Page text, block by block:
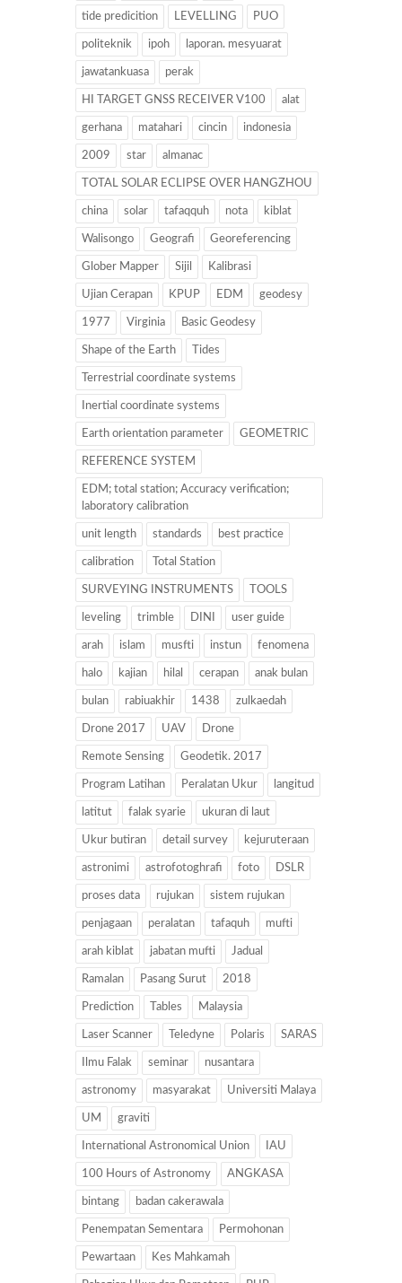
tide predicition LEVELLING PUO
politeknik ipoh laporan. mesyuarat
jawatankuasa perak
HI TARGET GNSS RECEIVER V100 alat
gerhana matahari cincin indonesia
2009 star almanac
TOTAL SOLAR ECLIPSE OVER HANGZHOU
china solar tafaqquh nota kiblat
Walisongo Geografi Georeferencing
Glober Mapper Sijil Kalibrasi
Ujian Cerapan KPUP EDM geodesy
1977 Virginia Basic Geodesy
Shape of the Earth Tides
Terrestrial coordinate systems
Inertial coordinate systems
Earth orientation parameter GEOMETRIC
REFERENCE SYSTEM
EDM; total station; Accuracy verification;
laboratory calibration
unit length standards best practice
calibration Total Station
SURVEYING INSTRUMENTS TOOLS
leveling trimble DINI user guide
arah islam musfti instun fenomena
halo kajian hilal cerapan anak bulan
bulan rabiuakhir 1438 zulkaedah
Drone 2017 UAV Drone
Remote Sensing Geodetik. 2017
Program Latihan Peralatan Ukur langitud
latitut falak syarie ukuran di laut
Ukur butiran detail survey kejuruteraan
astronimi astrofotoghrafi foto DSLR
proses data rujukan sistem rujukan
penjagaan peralatan tafaquh mufti
arah kiblat jabatan mufti Jadual
Ramalan Pasang Surut 2018
Prediction Tables Malaysia
Laser Scanner Teledyne Polaris SARAS
Ilmu Falak seminar nusantara
astronomy masyarakat Universiti Malaya
UM graviti
International Astronomical Union IAU
100 Hours of Astronomy ANGKASA
bintang badan cakerawala
Penempatan Sementara Permohonan
Pewartaan Kes Mahkamah